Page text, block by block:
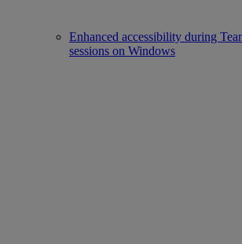
Enhanced accessibility during
sessions on Windows